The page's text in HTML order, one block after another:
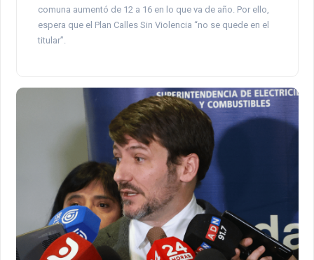
comuna aumentó de 12 a 16 en lo que va de año. Por ello,
espera que el Plan Calles Sin Violencia “no se quede en el
titular”.